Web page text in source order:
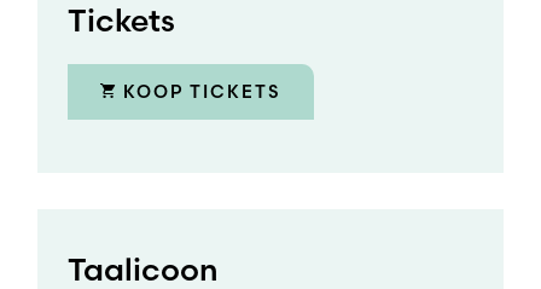
Tickets
KOOP TICKETS
Taalicoon